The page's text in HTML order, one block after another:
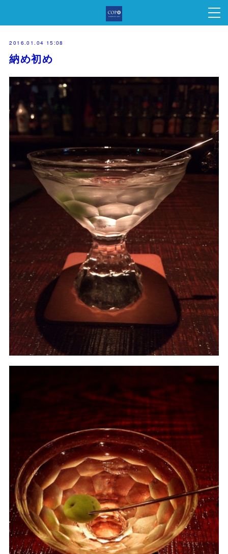
2016.01.04 15:08
納め初め